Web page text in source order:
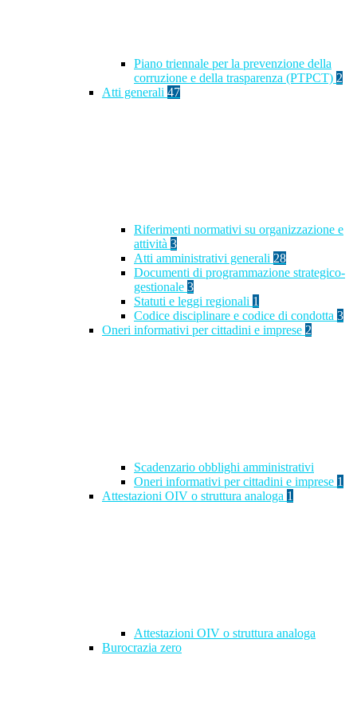
Piano triennale per la prevenzione della
corruzione e della trasparenza (PTPCT) 2
Atti generali 47
Riferimenti normativi su organizzazione e
attività 3
Atti amministrativi generali 28
Documenti di programmazione strategico-
gestionale 3
Statuti e leggi regionali 1
Codice disciplinare e codice di condotta 3
Oneri informativi per cittadini e imprese 2
Scadenzario obblighi amministrativi
Oneri informativi per cittadini e imprese 1
Attestazioni OIV o struttura analoga 1
Attestazioni OIV o struttura analoga
Burocrazia zero